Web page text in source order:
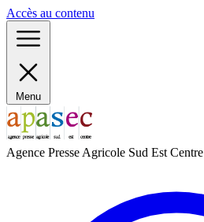
Accès au contenu
Menu
Agence Presse Agricole Sud Est Centre
Panneau de gestion des cookies